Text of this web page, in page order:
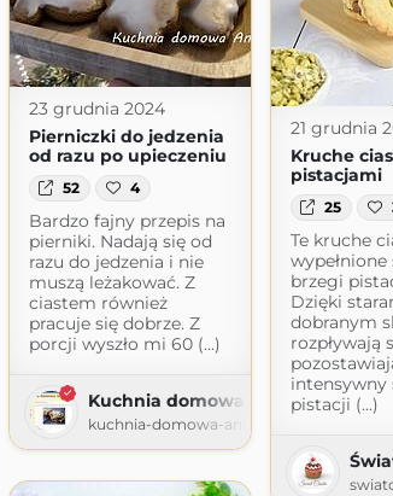
23 grudnia 2024
Pierniczki do jedzenia
od razu po upieczeniu
52 4
Bardzo fajny przepis na
pierniki. Nadają się od
razu do jedzenia i nie
muszą leżakować. Z
ciastem również
pracuje się dobrze. Z
porcji wyszło mi 60 (...)
Kuchnia domowa Ani
kuchnia-domowa-ani.blogspot.com
21 grudnia
Kruche
pistacjami
25
Te kruche
wypełnione
brzegi
Dzięki
dobranym
rozpływają
intensywny
pistacji (...)